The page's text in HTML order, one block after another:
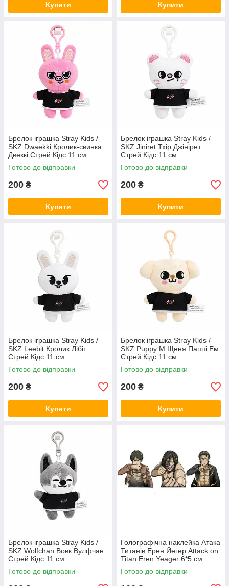
Купити Купити
Брелок іграшка Stray Kids /
SKZ Dwaekki Кролик-свинка
Двеккі Стрей Кідс 11 см
Готово до відправки
200 ₴
Купити
Брелок іграшка Stray Kids /
SKZ Jiniret Тхір Джінірет
Стрей Кідс 11 см
Готово до відправки
200 ₴
Купити
Брелок іграшка Stray Kids /
SKZ Leebit Кролик Лібіт
Стрей Кідс 11 см
Готово до відправки
200 ₴
Купити
Брелок іграшка Stray Kids /
SKZ Puppy M Щеня Паппі Ем
Стрей Кідс 11 см
Готово до відправки
200 ₴
Купити
Брелок іграшка Stray Kids /
SKZ Wolfchan Вовк Вулфчан
Стрей Кідс 11 см
Готово до відправки
Голографічна наклейка Атака
Титанів Ерен Йегер Attack on
Titan Eren Yeager 6*5 см
Готово до відправки